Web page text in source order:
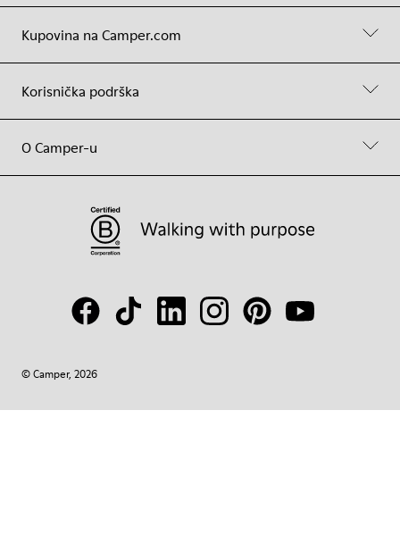
Kupovina na Camper.com
Korisnička podrška
O Camper-u
© Camper, 2026